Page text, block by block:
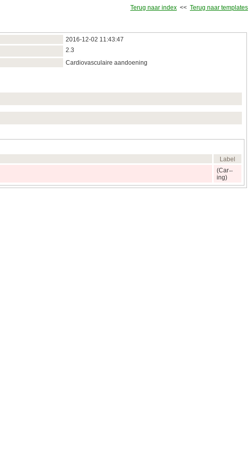
Terug naar index << Terug naar templates
2016‑12‑02 11:43:47
2.3
Cardiovasculaire aandoening
Label
(Car
ing)